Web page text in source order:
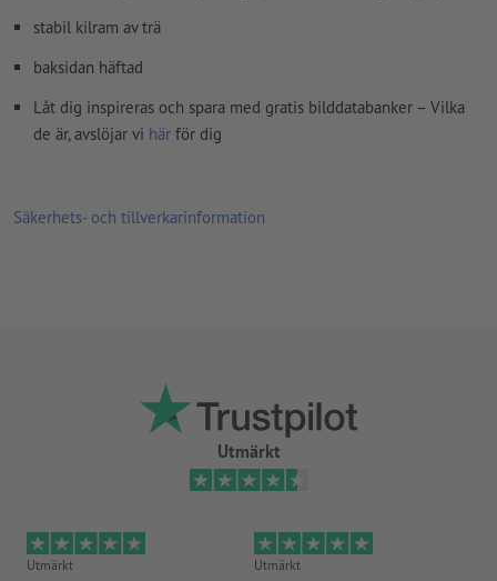
stabil kilram av trä
baksidan häftad
Låt dig inspireras och spara med gratis bilddatabanker – Vilka
de är, avslöjar vi här för dig
Säkerhets- och tillverkarinformation
Utmärkt
Utmärkt Utmärkt